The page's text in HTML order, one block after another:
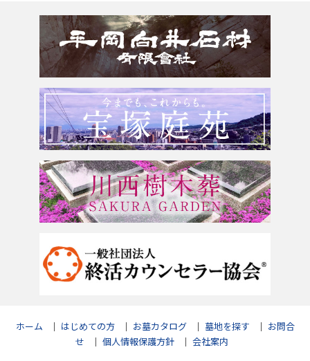
奈良県
和歌山県
墓じまい・改葬
追加文字彫刻
会社案内
よくあるご質問
お問合せ
ホーム はじめての方 お墓カタログ 墓地を探す
お問合
せ
個人情報保護方針 会社案内